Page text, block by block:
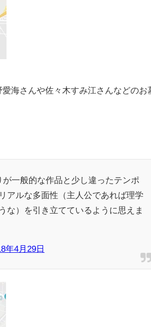
海さんや佐々木すみ江さんなどのお
一般的な作品と少し違ったテンポ
アルな多面性（主人公であれば理学
な）を引き立てているように思えま
年4月29日